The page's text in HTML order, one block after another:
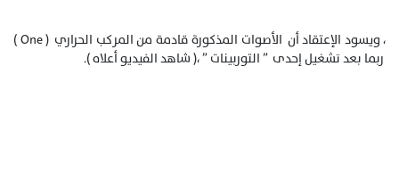
، ويسود الإعتقاد أن الأصوات المذكورة قادمة من المركب الحراري ( One )
ربما بعد تشغيل إحدى ” التوربينات ” ،( شاهد الفيديو أعلاه ).